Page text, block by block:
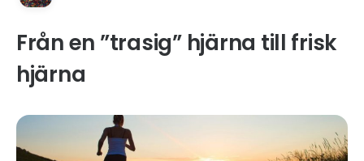
Från en ”trasig” hjärna till frisk
hjärna